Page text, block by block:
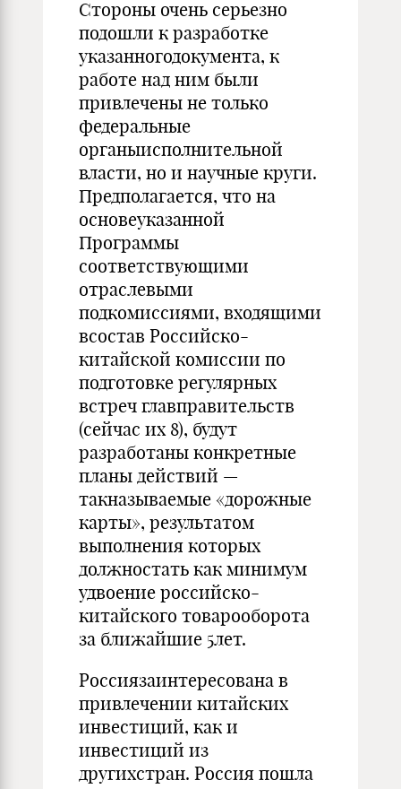
Стороны очень серьезно
подошли к разработке
указанногодокумента, к
работе над ним были
привлечены не только
федеральные
органыисполнительной
власти, но и научные круги.
Предполагается, что на
основеуказанной
Программы
соответствующими
отраслевыми
подкомиссиями, входящими
всостав Российско-
китайской комиссии по
подготовке регулярных
встреч главправительств
(сейчас их 8), будут
разработаны конкретные
планы действий —
такназываемые «дорожные
карты», результатом
выполнения которых
должностать как минимум
удвоение российско-
китайского товарооборота
за ближайшие 5лет.
Россиязаинтересована в
привлечении китайских
инвестиций, как и
инвестиций из
другихстран. Россия пошла